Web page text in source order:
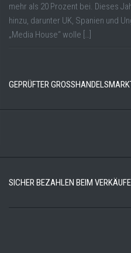
mehr als 20 Prozent bei. Dieses
hinzu, darunter UK, Spanien und
„Media House“ wolle […]
GEPRÜFTER
SICHER BEZAHLEN BEIM